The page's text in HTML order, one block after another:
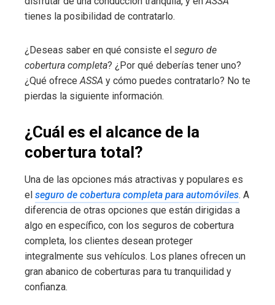
tienes la posibilidad de contratarlo.
¿Deseas saber en qué consiste el seguro de
cobertura completa? ¿Por qué deberías tener uno?
¿Qué ofreceASSA y cómo puedes contratarlo? No te
pierdas la siguiente información.
¿Cuál es el alcance de la
cobertura total?
Una de las opciones más atractivas y populares es
el seguro de cobertura completa para automóviles. A
diferencia de otras opciones que están dirigidas a
algo en específico, con los seguros de cobertura
completa, los clientes desean proteger
integralmente sus vehículos. Los planes ofrecen un
gran abanico de coberturas para tu tranquilidad y
confianza.